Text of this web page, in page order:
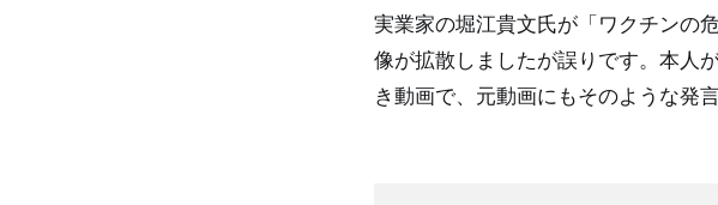
実業家の堀江貴文氏が「ワクチンの
像が拡散しましたが誤りです。本人
き動画で、元動画にもそのような発